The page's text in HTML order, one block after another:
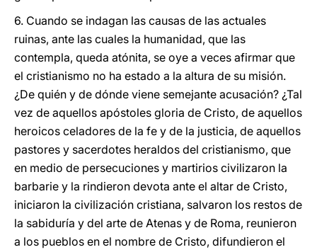
6. Cuando se indagan las causas de las actuales
ruinas, ante las cuales la humanidad, que las
contempla, queda atónita, se oye a veces afirmar que
el cristianismo no ha estado a la altura de su misión.
¿De quién y de dónde viene semejante acusación? ¿Tal
vez de aquellos apóstoles gloria de Cristo, de aquellos
heroicos celadores de la fe y de la justicia, de aquellos
pastores y sacerdotes heraldos del cristianismo, que
en medio de persecuciones y martirios civilizaron la
barbarie y la rindieron devota ante el altar de Cristo,
iniciaron la civilización cristiana, salvaron los restos de
la sabiduría y del arte de Atenas y de Roma, reunieron
a los pueblos en el nombre de Cristo, difundieron el